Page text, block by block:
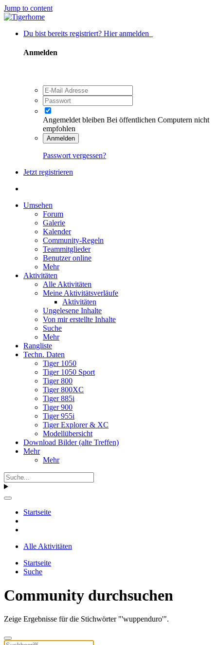
Jump to content
Du bist bereits registriert? Hier anmelden
Anmelden
Angemeldet bleiben Bei öffentlichen Computern nicht
empfohlen
Anmelden
Passwort vergessen?
Jetzt registrieren
Umsehen
Forum
Galerie
Kalender
Community-Regeln
Teammitglieder
Benutzer online
Mehr
Aktivitäten
Alle Aktivitäten
Meine Aktivitätsverläufe
Aktivitäten
Ungelesene Inhalte
Von mir erstellte Inhalte
Suche
Mehr
Rangliste
Techn. Daten
Tiger 1050
Tiger 1050 Sport
Tiger 800
Tiger 800XC
Tiger 885i
Tiger 900
Tiger 955i
Tiger Explorer & XC
Modellübersicht
Download Bilder (alte Treffen)
Mehr
Mehr
Startseite
Alle Aktivitäten
Startseite
Suche
Community durchsuchen
Zeige Ergebnisse für die Stichwörter "'wuppenduro'".